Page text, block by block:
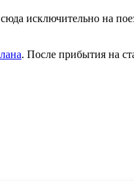
исключительно на
. После прибытия на